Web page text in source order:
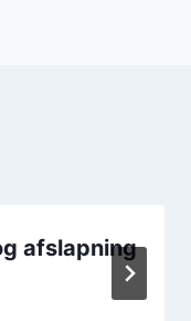
afslapning